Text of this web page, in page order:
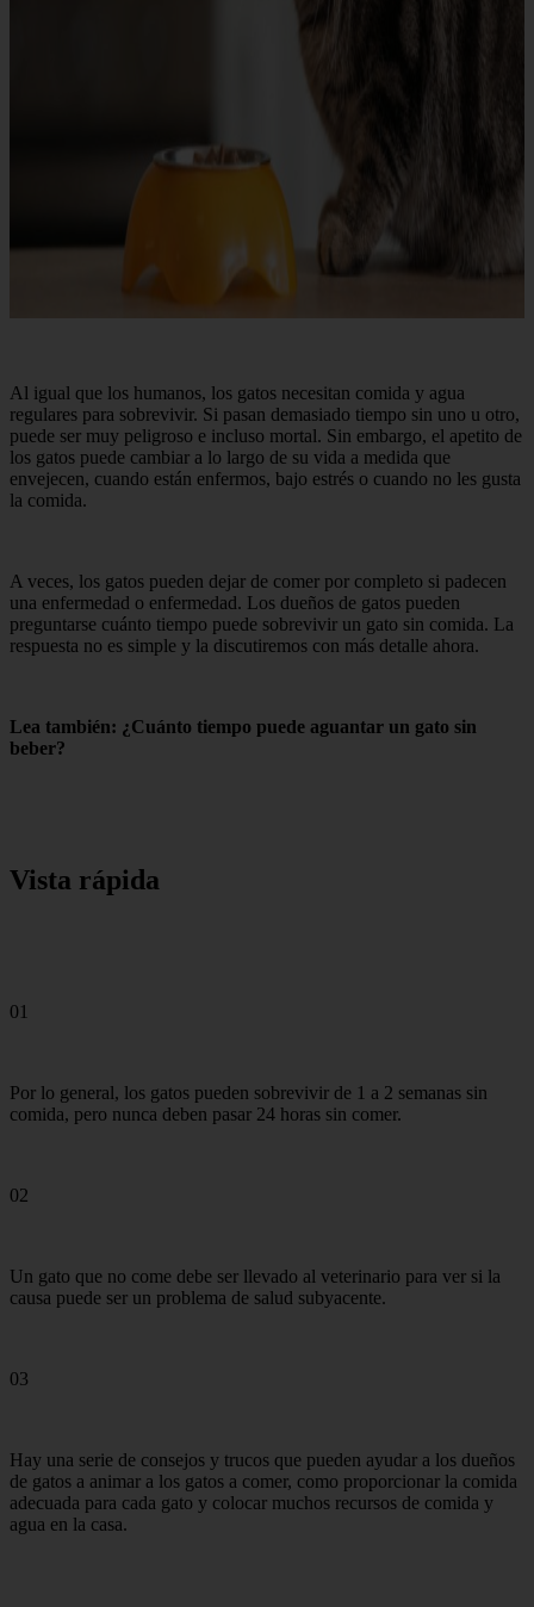
Al igual que los humanos, los gatos necesitan comida y agua
regulares para sobrevivir. Si pasan demasiado tiempo sin uno u otro,
puede ser muy peligroso e incluso mortal. Sin embargo, el apetito de
los gatos puede cambiar a lo largo de su vida a medida que
envejecen, cuando están enfermos, bajo estrés o cuando no les gusta
la comida.
A veces, los gatos pueden dejar de comer por completo si padecen
una enfermedad o enfermedad. Los dueños de gatos pueden
preguntarse cuánto tiempo puede sobrevivir un gato sin comida. La
respuesta no es simple y la discutiremos con más detalle ahora.
Lea también: ¿Cuánto tiempo puede aguantar un gato sin
beber?
Vista rápida
01
Por lo general, los gatos pueden sobrevivir de 1 a 2 semanas sin
comida, pero nunca deben pasar 24 horas sin comer.
02
Un gato que no come debe ser llevado al veterinario para ver si la
causa puede ser un problema de salud subyacente.
03
Hay una serie de consejos y trucos que pueden ayudar a los dueños
de gatos a animar a los gatos a comer, como proporcionar la comida
adecuada para cada gato y colocar muchos recursos de comida y
agua en la casa.